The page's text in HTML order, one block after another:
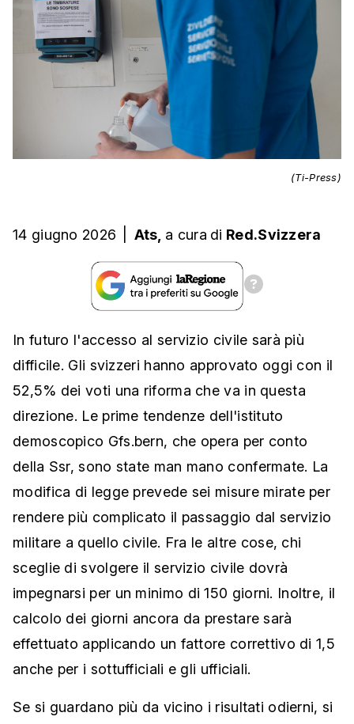
(Ti-Press)
14 giugno 2026 Ats, a cura di Red.Svizzera
In futuro l'accesso al servizio civile sarà più
difficile. Gli svizzeri hanno approvato oggi con il
52,5% dei voti una riforma che va in questa
direzione. Le prime tendenze dell'istituto
demoscopico Gfs.bern, che opera per conto
della Ssr, sono state man mano confermate. La
modifica di legge prevede sei misure mirate per
rendere più complicato il passaggio dal servizio
militare a quello civile. Fra le altre cose, chi
sceglie di svolgere il servizio civile dovrà
impegnarsi per un minimo di 150 giorni. Inoltre, il
calcolo dei giorni ancora da prestare sarà
effettuato applicando un fattore correttivo di 1,5
anche per i sottufficiali e gli ufficiali.
Se si guardano più da vicino i risultati odierni, si